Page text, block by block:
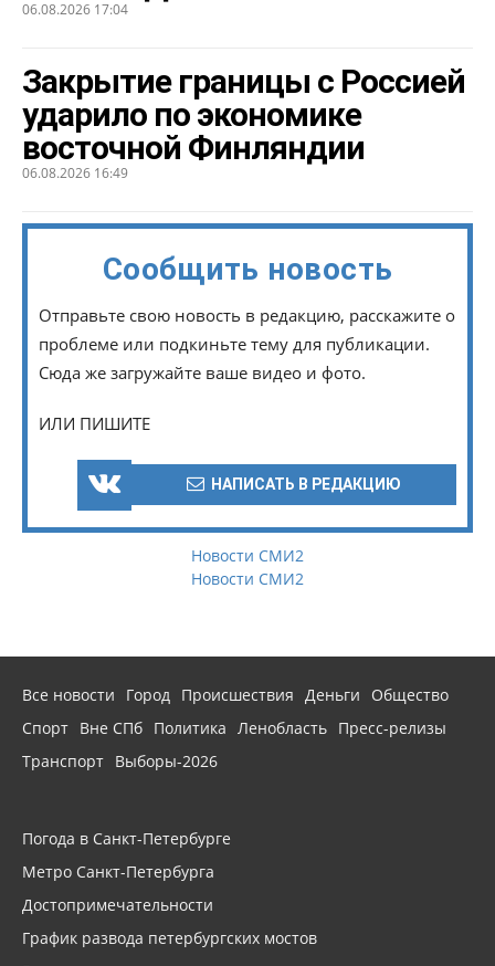
06.08.2026 17:04
Закрытие границы с Россией
ударило по экономике
восточной Финляндии
06.08.2026 16:49
Сообщить новость
Отправьте свою новость в редакцию, расскажите о
проблеме или подкиньте тему для публикации.
Сюда же загружайте ваше видео и фото.
ИЛИ ПИШИТЕ
НАПИСАТЬ В РЕДАКЦИЮ
Новости СМИ2
Новости СМИ2
Все новости Город Происшествия Деньги
Общество
Спорт Вне СПб Политика Ленобласть Пресс-релизы
Транспорт Выборы-2026
Погода в Санкт-Петербурге
Метро Санкт-Петербурга
Достопримечательности
График развода петербургских мостов